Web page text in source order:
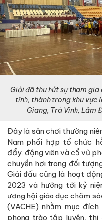
Giải đã thu hút sự tham gia
tỉnh, thành trong khu vực
Giang, Trà Vinh, Lâm
Đây là sân chơi thường
Nam phối hợp tổ chức
đẩy, động viên và cổ vũ
chuyền hơi trong đối
Giải đấu cũng là hoạt
2023 và hướng tới kỷ
ương hội giáo dục chăm
(VACHE) nhằm mục
phong trào tập luyện, thi